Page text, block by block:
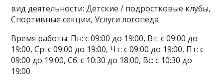
вид деятельности: Детские / подростковые клубы,
Спортивные секции, Услуги логопеда
Время работы: Пн: с 09:00 до 19:00, Вт: с 09:00 до
19:00, Ср: с 09:00 до 19:00, Чт: с 09:00 до 19:00, Пт: с
09:00 до 19:00, Сб: с 10:30 до 18:00, Вс: с 10:30 до
19:00